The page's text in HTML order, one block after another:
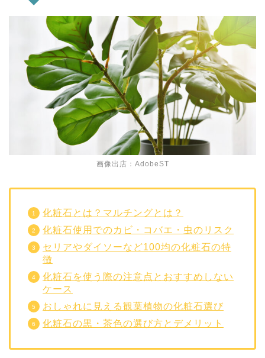
画像出店：AdobeST
化粧石とは？マルチングとは？
化粧石使用でのカビ・コバエ・虫のリスク
セリアやダイソーなど100均の化粧石の特
徴
化粧石を使う際の注意点とおすすめしない
ケース
おしゃれに見える観葉植物の化粧石選び
化粧石の黒・茶色の選び方とデメリット